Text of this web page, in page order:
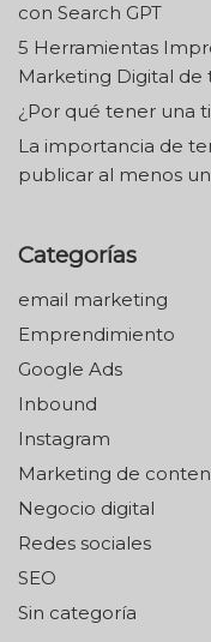
con Search GPT
5 Herramientas
Marketing Digital de
¿Por qué tener una
La importancia de
publicar al menos
Categorías
email marketing
Emprendimiento
Google Ads
Inbound
Instagram
Marketing de
Negocio digital
Redes sociales
SEO
Sin categoría